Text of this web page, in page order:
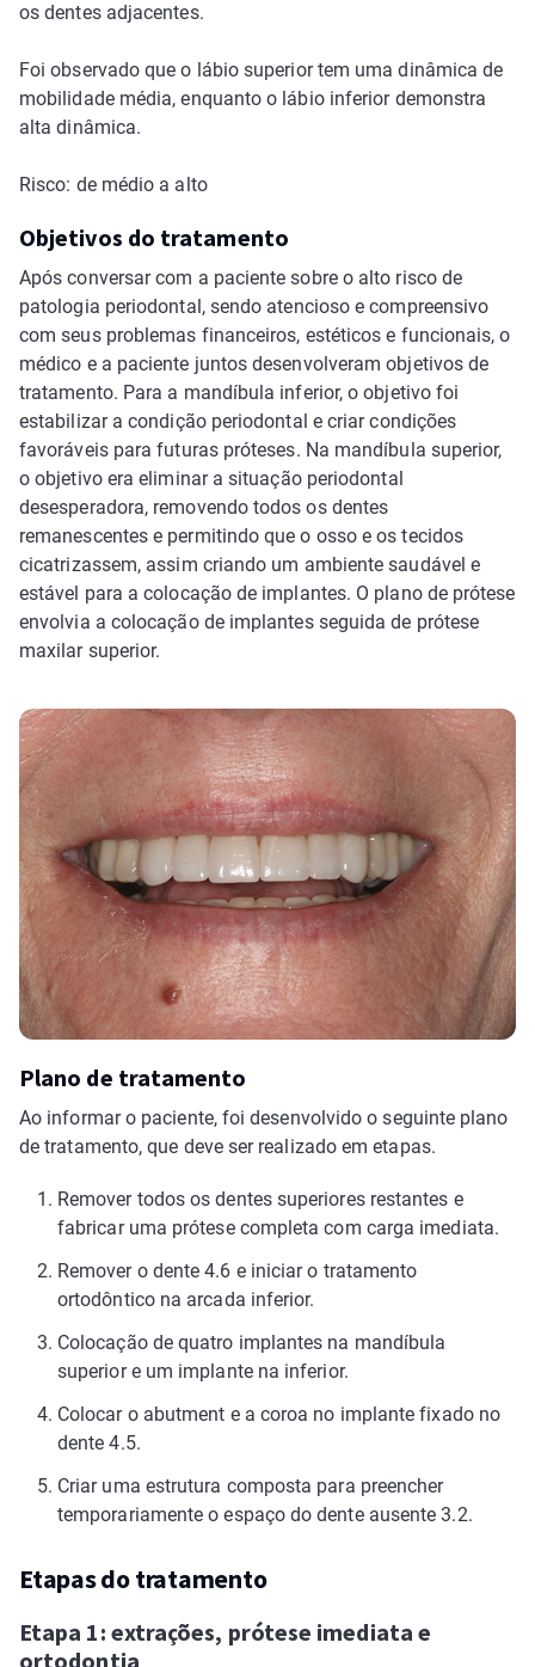
os dentes adjacentes.
Foi observado que o lábio superior tem uma dinâmica de
mobilidade média, enquanto o lábio inferior demonstra
alta dinâmica.
Risco: de médio a alto
Objetivos do tratamento
Após conversar com a paciente sobre o alto risco de
patologia periodontal, sendo atencioso e compreensivo
com seus problemas financeiros, estéticos e funcionais, o
médico e a paciente juntos desenvolveram objetivos de
tratamento. Para a mandíbula inferior, o objetivo foi
estabilizar a condição periodontal e criar condições
favoráveis para futuras próteses. Na mandíbula superior,
o objetivo era eliminar a situação periodontal
desesperadora, removendo todos os dentes
remanescentes e permitindo que o osso e os tecidos
cicatrizassem, assim criando um ambiente saudável e
estável para a colocação de implantes. O plano de prótese
envolvia a colocação de implantes seguida de prótese
maxilar superior.
Plano de tratamento
Ao informar o paciente, foi desenvolvido o seguinte plano
de tratamento, que deve ser realizado em etapas.
Remover todos os dentes superiores restantes e
fabricar uma prótese completa com carga imediata.
Remover o dente 4.6 e iniciar o tratamento
ortodôntico na arcada inferior.
Colocação de quatro implantes na mandíbula
superior e um implante na inferior.
Colocar o abutment e a coroa no implante fixado no
dente 4.5.
Criar uma estrutura composta para preencher
temporariamente o espaço do dente ausente 3.2.
Etapas do tratamento
Etapa 1: extrações, prótese imediata e
ortodontia